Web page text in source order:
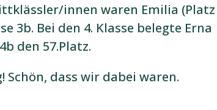
innen waren Emilia (Platz
3b. Bei den 4. Klasse belegte Erna
den 57.Platz.
dass wir dabei waren.